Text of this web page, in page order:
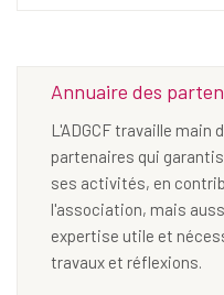
Annuaire des
L'ADGCF travaille main
partenaires qui
ses activités, en
l'association, mais
expertise utile et
travaux et réflexions.